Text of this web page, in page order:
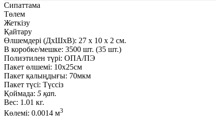
Сипаттама
Төлем
Жеткізу
Қайтару
Өлшемдері (ДxШxВ): 27 x 10 x 2 см.
В коробке/мешке: 3500 шт. (35 шт.)
Полиэтилен түрі: ОПА/ПЭ
Пакет өлшемі: 10x25см
Пакет қалыңдығы: 70мкм
Пакет түсі: Түссіз
Қоймада: 5 қап.
Вес: 1.01 кг.
Көлемі: 0.0014 м3